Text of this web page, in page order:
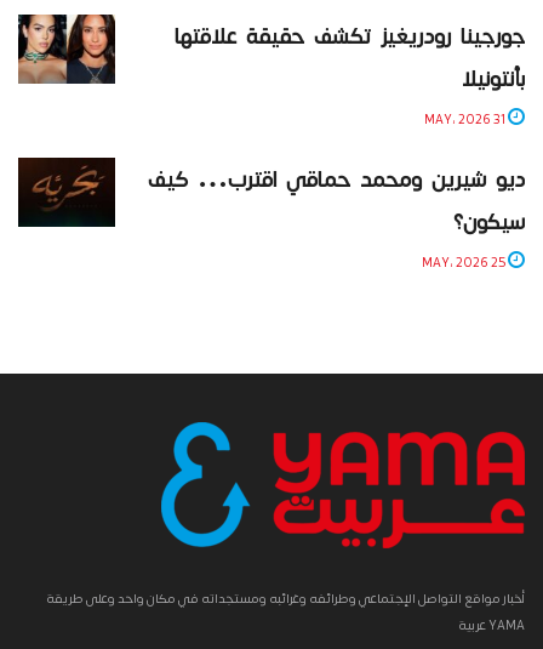
جورجينا رودريغيز تكشف حقيقة علاقتها
بأنتونيلا
ديو شيرين ومحمد حماقي اقترب… كيف
سيكون؟
أخبار مواقع التواصل الإجتماعي وطرائفه وغرائبه ومستجداته في مكان واحد وعلى طريقة
YAMA عربية